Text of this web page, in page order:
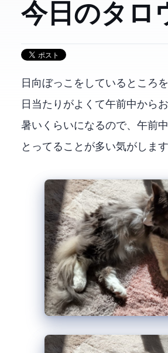
今日のタロ
日向ぼっこをしているところ
日当たりがよくて午前中から
暑いくらいになるので、午前
とってることが多い気がします